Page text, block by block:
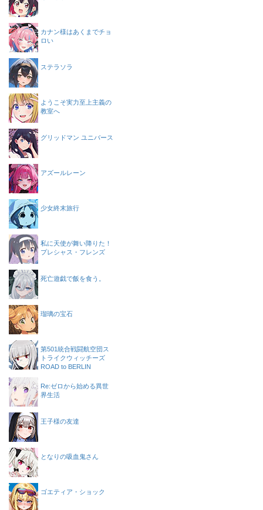
カナン様はあくまでチョ
ロい
ステラソラ
ようこそ実力至上主義の
教室へ
グリッドマン ユニバース
アズールレーン
少女終末旅行
私に天使が舞い降りた！
プレシャス・フレンズ
死亡遊戯で飯を食う。
瑠璃の宝石
第501統合戦闘航空団ス
トライクウィッチーズ
ROAD to BERLIN
Re:ゼロから始める異世
界生活
王子様の友達
となりの吸血鬼さん
ゴエティア・ショック